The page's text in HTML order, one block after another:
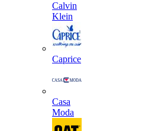
Calvin
Klein
Caprice
Casa
Moda